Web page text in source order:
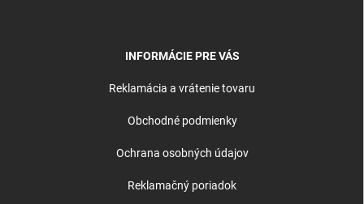
INFORMÁCIE PRE VÁS
Reklamácia a vrátenie tovaru
Obchodné podmienky
Ochrana osobných údajov
Reklamačný poriadok